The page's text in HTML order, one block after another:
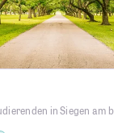
in Siegen am